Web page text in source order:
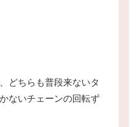
どちらも普段来ないタ
ないチェーンの回転ず